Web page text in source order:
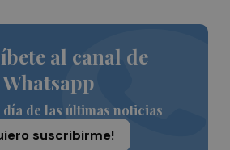
al canal de
Whatsapp
día de las últimas noticias
suscribirme!